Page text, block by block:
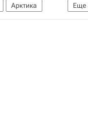
Еще
Арктика